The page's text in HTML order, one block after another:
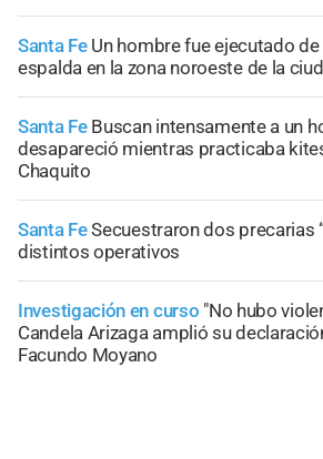
Santa Fe Un hombre fue ejecutado
espalda en la zona noroeste de la
Santa Fe Buscan intensamente a un
desapareció mientras practicaba
Chaquito
Santa FeSecuestraron dos precarias
distintos operativos
Investigación en curso "No hubo
Candela Arizaga amplió su
Facundo Moyano